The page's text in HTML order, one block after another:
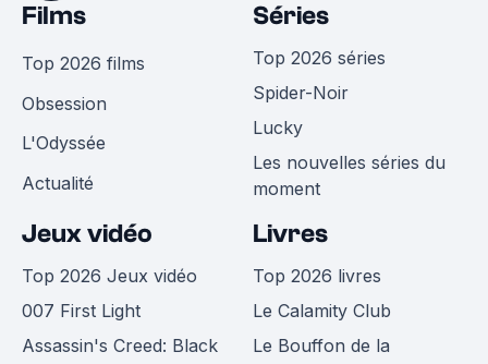
Films
Top 2026 films
Obsession
L'Odyssée
Actualité
Séries
Top 2026 séries
Spider-Noir
Lucky
Les nouvelles séries du
moment
Jeux vidéo
Top 2026 Jeux vidéo
007 First Light
Assassin's Creed: Black
Livres
Top 2026 livres
Le Calamity Club
Le Bouffon de la